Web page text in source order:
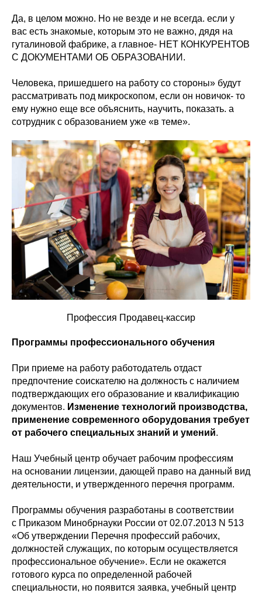
Да, в целом можно. Но не везде и не всегда. если у
вас есть знакомые, которым это не важно, дядя на
гуталиновой фабрике, а главное- НЕТ КОНКУРЕНТОВ
С ДОКУМЕНТАМИ ОБ ОБРАЗОВАНИИ.
Человека, пришедшего на работу со стороны» будут
рассматривать под микроскопом, если он новичок- то
ему нужно еще все объяснить, научить, показать. а
сотрудник с образованием уже «в теме».
Профессия Продавец-кассир
Программы профессионального обучения
При приеме на работу работодатель отдаст
предпочтение соискателю на должность с наличием
подтверждающих его образование и квалификацию
документов. Изменение технологий производства,
применение современного оборудования требует
от рабочего специальных знаний и умений.
Наш Учебный центр обучает рабочим профессиям
на основании лицензии, дающей право на данный вид
деятельности, и утвержденного перечня программ.
Программы обучения разработаны в соответствии
с Приказом Минобрнауки России от 02.07.2013 N 513
«Об утверждении Перечня профессий рабочих,
должностей служащих, по которым осуществляется
профессиональное обучение». Если не окажется
готового курса по определенной рабочей
специальности, но появится заявка, учебный центр